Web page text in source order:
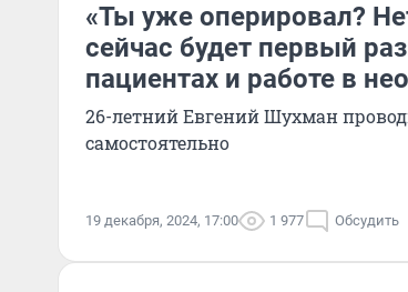
«Ты уже оперировал?
сейчас будет первый
пациентах и работе в
26-летний Евгений Шухман
самостоятельно
19 декабря, 2024, 17:00 1 977 Обсудить